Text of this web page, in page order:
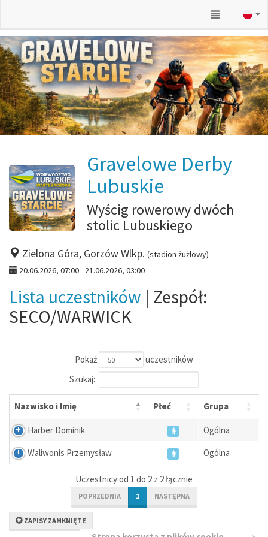
Gravelowe Derby
Lubuskie
Wyścig rowerowy dwóch
stolic Lubuskiego
Zielona Góra, Gorzów Wlkp. (stadion żużlowy)
20.06.2026, 07:00 - 21.06.2026, 03:00
Lista uczestników | Zespół:
SECO/WARWICK
Pokaż
uczestników
Szukaj:
Nazwisko i Imię Płeć Grupa
Harber Dominik
Ogólna
Waliwonis Przemysław
Ogólna
Uczestnicy od 1 do 2 z 2 łącznie
POPRZEDNIA 1 NASTĘPNA
ZAPISY ZAMKNIĘTE